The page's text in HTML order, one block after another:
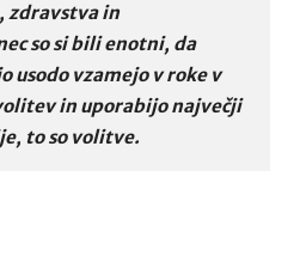
zdravstva in
so si bili enotni, da
usodo vzamejo v roke v
in uporabijo največji
to so volitve.